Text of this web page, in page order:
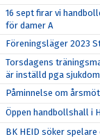
16 sept firar vi
för damer A
Föreningsläger 2023
Torsdagens
är inställd pga
Påminnelse om
Öppen handbollshall i
BK HEID söker spelare